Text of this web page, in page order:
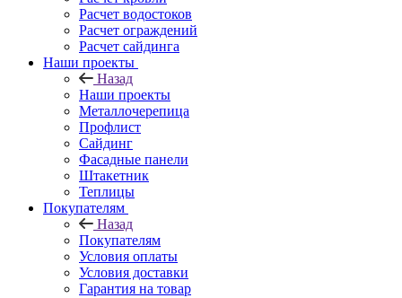
Расчет водостоков
Расчет ограждений
Расчет сайдинга
Наши проекты
Назад
Наши проекты
Металлочерепица
Профлист
Сайдинг
Фасадные панели
Штакетник
Теплицы
Покупателям
Назад
Покупателям
Условия оплаты
Условия доставки
Гарантия на товар